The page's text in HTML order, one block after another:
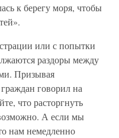
к берегу моря, чтобы
или с попытки
раздоры между
Призывая
говорил на
что расторгнуть
А если мы
нам немедленно